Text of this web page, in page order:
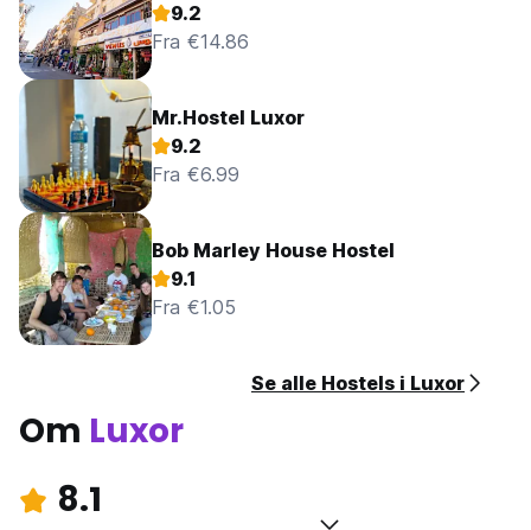
9.2
Fra €14.86
Mr.Hostel Luxor
9.2
Fra €6.99
Bob Marley House Hostel
9.1
Fra €1.05
Se alle Hostels i Luxor
Om Luxor
8.1